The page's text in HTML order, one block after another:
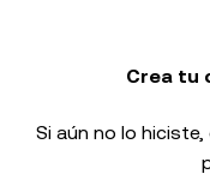
Crea tu
Si aún no lo